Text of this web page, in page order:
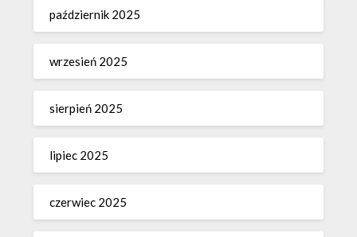
październik 2025
wrzesień 2025
sierpień 2025
lipiec 2025
czerwiec 2025